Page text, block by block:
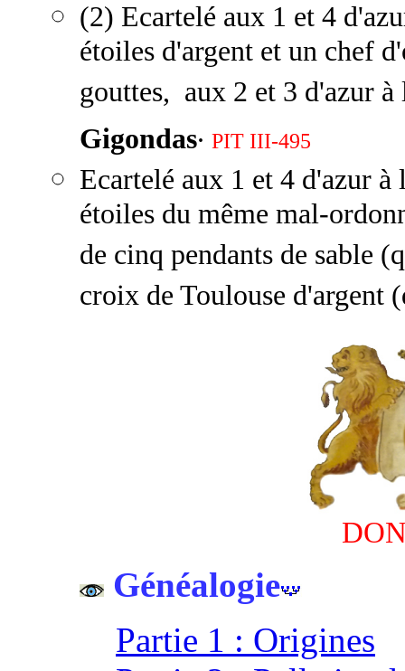
(2) Ecartelé aux 1 et 4
étoiles d'argent et un chef
gouttes, aux 2 et 3 d'azur
Gigondas. PIT III-495
Ecartelé aux 1 et 4 d'azur à
étoiles du même mal-
de cinq pendants de sable
croix de Toulouse d'argent
Généalogie
Partie 1 : Origines